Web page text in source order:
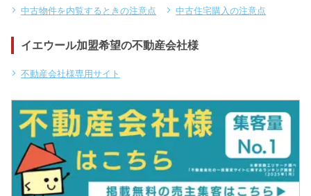
中古物件を内覧するときの注意点 中古住宅購入の注意点
イエウール加盟希望の不動産会社様
不動産会社様専用サイト